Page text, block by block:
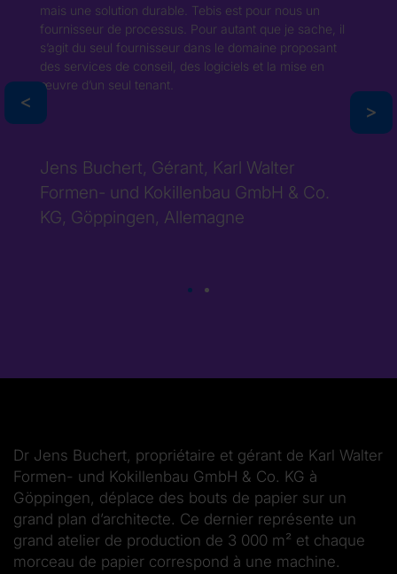
mais une solution durable. Tebis est pour nous un
fournisseur de processus. Pour autant que je sache, il
s’agit du seul fournisseur dans le domaine proposant
des services de conseil, des logiciels et la mise en
œuvre d’un seul tenant.
Jens Buchert, Gérant, Karl Walter
Formen- und Kokillenbau GmbH & Co.
KG, Göppingen, Allemagne
> >
Dr Jens Buchert, propriétaire et gérant de Karl Walter
Formen- und Kokillenbau GmbH & Co. KG à
Göppingen, déplace des bouts de papier sur un
grand plan d’architecte. Ce dernier représente un
grand atelier de production de 3 000 m² et chaque
morceau de papier correspond à une machine.